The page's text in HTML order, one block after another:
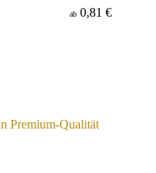
ab 0,81 €
Premium-Qualität